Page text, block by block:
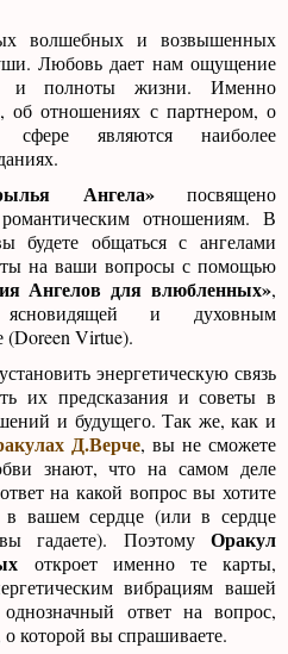
волшебных и возвышенных
Любовь дает нам ощущение
и полноты жизни. Именно
отношениях с партнером, о
являются наиболее
Ангела»посвящено
отношениям. В
будете общаться с ангелами
на ваши вопросы с помощью
Ангелов для влюбленных»,
ясновидящей и духовным
(Doreen Virtue).
энергетическую связь
их предсказания и советы в
и будущего. Так же, как и
Д.Верче, вы не сможете
знают, что на самом деле
на какой вопрос вы хотите
в вашем сердце (или в сердце
гадаете). Поэтому Оракул
откроет именно те карты,
вибрациям вашей
ответ на вопрос,
которой вы спрашиваете.